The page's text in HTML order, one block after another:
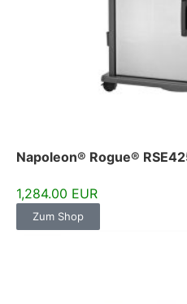
Napoleon® Rogue®
1,284.00 EUR
Zum Shop